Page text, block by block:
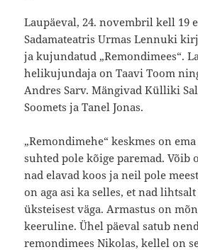
Laupäeval, 24. novembril kell 19
Sadamateatris Urmas Lennuki
ja kujundatud „Remondimees“.
helikujundaja on Taavi Toom
Andres Sarv. Mängivad Külliki
Soomets ja Tanel Jonas.
„Remondimehe“ keskmes on
suhted pole kõige paremad. Võib
nad elavad koos ja neil pole
on aga asi ka selles, et nad
üksteisest väga. Armastus on
keeruline. Ühel päeval satub
remondimees Nikolas, kellel on